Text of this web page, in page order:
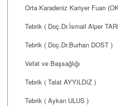
Orta Karadeniz Kariyer Fuarı
Tebrik ( Doç.Dr.İsmail Alper
Tebrik ( Doç.Dr.Burhan DOST )
Vefat ve Başsağlığı
Tebrik ( Talat AYYILDIZ )
Tebrik ( Aykan ULUS )